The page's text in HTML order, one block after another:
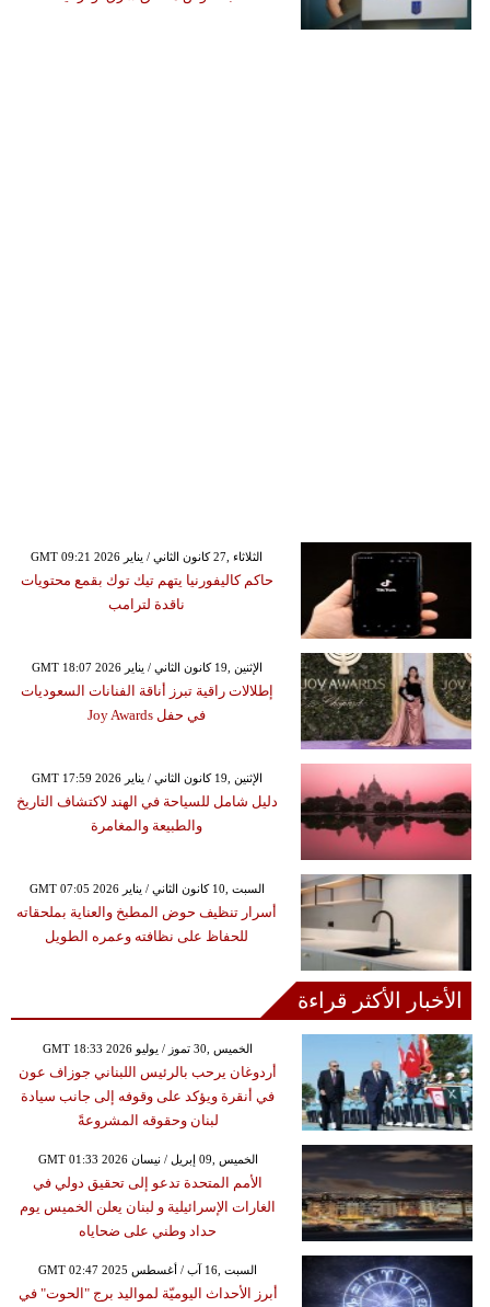
GMT 09:21 2026 الثلاثاء ,27 كانون الثاني / يناير
حاكم كاليفورنيا يتهم تيك توك بقمع محتويات
ناقدة لترامب
GMT 18:07 2026 الإثنين ,19 كانون الثاني / يناير
إطلالات راقية تبرز أناقة الفنانات السعوديات
في حفل Joy Awards
GMT 17:59 2026 الإثنين ,19 كانون الثاني / يناير
دليل شامل للسياحة في الهند لاكتشاف التاريخ
والطبيعة والمغامرة
GMT 07:05 2026 السبت ,10 كانون الثاني / يناير
أسرار تنظيف حوض المطبخ والعناية بملحقاته
للحفاظ على نظافته وعمره الطويل
الأخبار الأكثر قراءة
GMT 18:33 2026 الخميس ,30 تموز / يوليو
أردوغان يرحب بالرئيس اللبناني جوزاف عون
في أنقرة ويؤكد على وقوفه إلى جانب سيادة
لبنان وحقوقه المشروعةً
GMT 01:33 2026 الخميس ,09 إبريل / نيسان
الأمم المتحدة تدعو إلى تحقيق دولي في
الغارات الإسرائيلية و لبنان يعلن الخميس يوم
حداد وطني على ضحاياه
GMT 02:47 2025 السبت ,16 آب / أغسطس
أبرز الأحداث اليوميّة لمواليد برج "الحوت" في